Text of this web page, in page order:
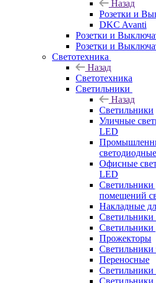
Назад
Розетки и
DKC Avanti
Розетки и
Розетки и
Светотехника
Назад
Светотехника
Светильники
Назад
Светильники
Уличные
LED
Офисные
LED
помещений
Накладные
Светильники
Прожекторы
Переносные